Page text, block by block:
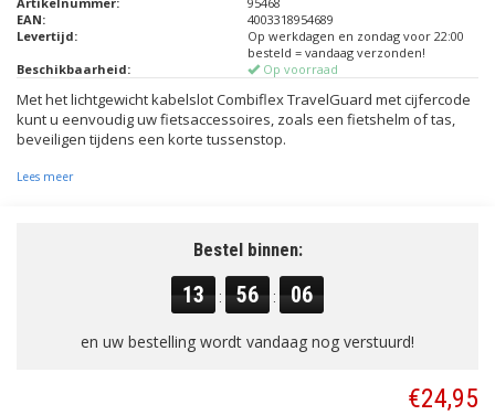
EAN:
4003318954689
Levertijd:
Op werkdagen en zondag voor 22:00
besteld = vandaag verzonden!
Beschikbaarheid:
Op voorraad
Met het lichtgewicht kabelslot Combiflex TravelGuard met cijfercode
kunt u eenvoudig uw fietsaccessoires, zoals een fietshelm of tas,
beveiligen tijdens een korte tussenstop.
Lees meer
Bestel binnen:
13 : 56 : 05
en uw bestelling wordt vandaag nog verstuurd!
€24,95